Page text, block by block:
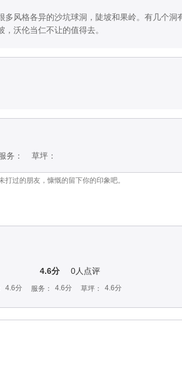
多风格各异的沙坑球洞，陡坡和果岭。有几个
，沃伦当仁不让的值得去。
务： 草坪：
4.6分 0人点评
4.6分 服务： 4.6分 草坪： 4.6分